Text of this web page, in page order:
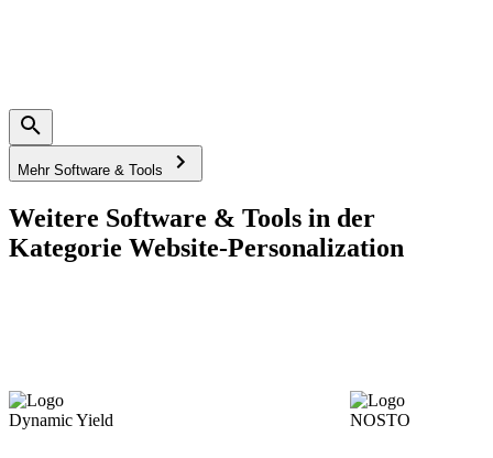
Mehr Software & Tools
Weitere Software & Tools in der
Kategorie Website-Personalization
Dynamic Yield NOSTO